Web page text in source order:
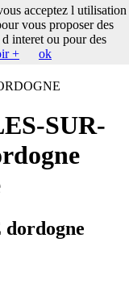
SUR-
acceptez l utilisation
vous proposer des
interet ou pour des
+ ok